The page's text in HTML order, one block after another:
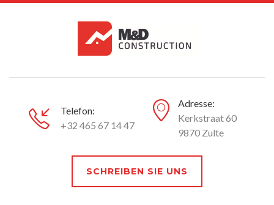
Telefon:
+32 465 67 14 47
Adresse:
Kerkstraat 60
9870 Zulte
SCHREIBEN SIE UNS